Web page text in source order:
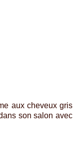
aux cheveux gris
son salon avec